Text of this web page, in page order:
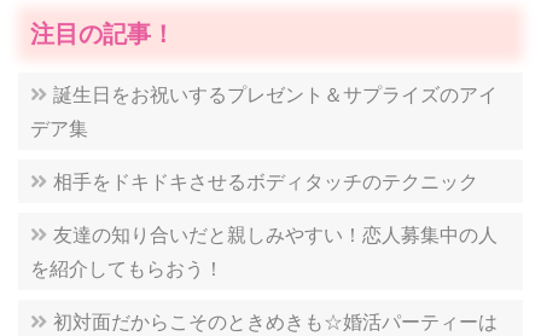
注目の記事！
誕生日をお祝いするプレゼント＆サプライズのアイ
デア集
相手をドキドキさせるボディタッチのテクニック
友達の知り合いだと親しみやすい！恋人募集中の人
を紹介してもらおう！
初対面だからこそのときめきも☆婚活パーティーは